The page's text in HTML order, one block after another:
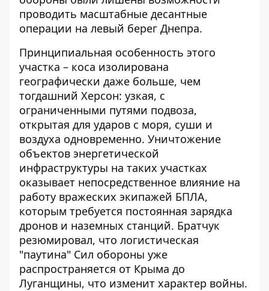
проводить масштабные десантные
операции на левый берег Днепра.
Принципиальная особенность этого
участка – коса изолирована
географически даже больше, чем
тогдашний Херсон: узкая, с
ограниченными путями подвоза,
открытая для ударов с моря, суши и
воздуха одновременно. Уничтожение
объектов энергетической
инфраструктуры на таких участках
оказывает непосредственное влияние на
работу вражеских экипажей БПЛА,
которым требуется постоянная зарядка
дронов и наземных станций. Братчук
резюмировал, что логистическая
"паутина" Сил обороны уже
распространяется от Крыма до
Луганщины, что изменит характер войны.